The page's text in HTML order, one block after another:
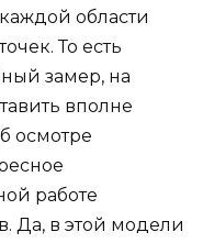
области
То есть
замер, на
вполне
осмотре
работе
Да, в этой модели